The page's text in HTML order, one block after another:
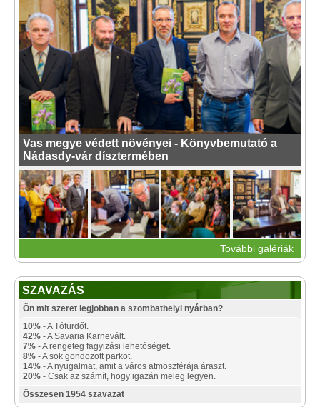
Vas megye védett növényei - Könyvbemutató a
Nádasdy-vár dísztermében
További galériák
SZAVAZÁS
Ön mit szeret legjobban a szombathelyi nyárban?
10% - A Tófürdőt.
42% - A Savaria Karnevált.
7% - A rengeteg fagyizási lehetőséget.
8% - A sok gondozott parkot.
14% - A nyugalmat, amit a város atmoszférája áraszt.
20% - Csak az számít, hogy igazán meleg legyen.
Összesen 1954 szavazat